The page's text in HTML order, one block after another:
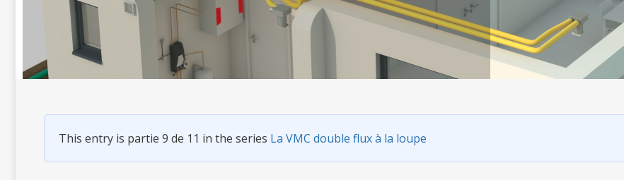
Vous êtes ici : Accueil La ventilation double
This entry is partie 9 de 11 in the series La VMC double flux à la loupe